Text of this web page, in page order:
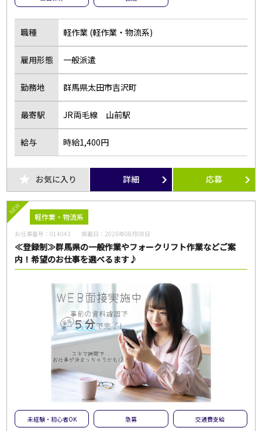
職種 軽作業 (軽作業・物流系)
雇用形態 一般派遣
勤務地 群馬県太田市吉沢町
最寄駅 JR両毛線 山前駅
給与 時給1,400円
お気に入り 詳細 応募
NEW
軽作業・物流系
お仕事番号：014043 掲載日： 2026年08月08日
≪登録制≫群馬県の一般作業やフォークリフト作業などご案
内！希望のお仕事を選べるます♪
未経験・初心者OK 急募 交通費支給